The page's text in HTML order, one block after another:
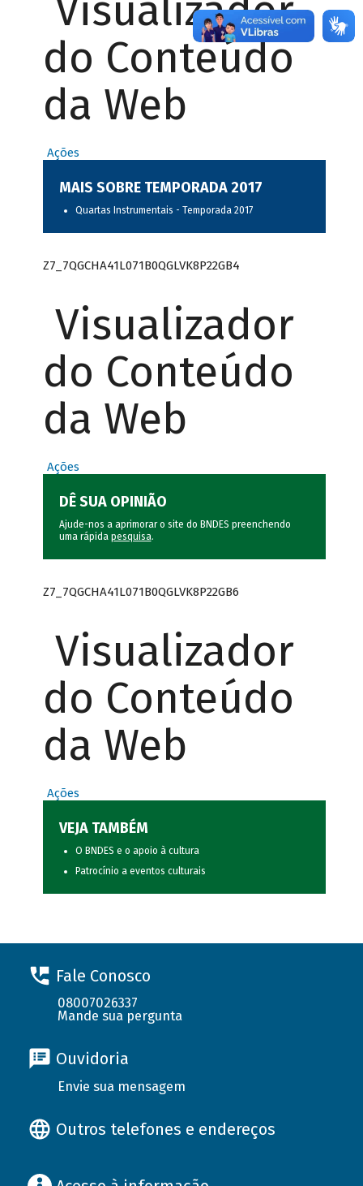
Visualizador
do Conteúdo
da Web
Ações
MAIS SOBRE TEMPORADA 2017
Quartas Instrumentais - Temporada 2017
Z7_7QGCHA41L071B0QGLVK8P22GB4
Visualizador
do Conteúdo
da Web
Ações
DÊ SUA OPINIÃO
Ajude-nos a aprimorar o site do BNDES preenchendo
uma rápida pesquisa.
Z7_7QGCHA41L071B0QGLVK8P22GB6
Visualizador
do Conteúdo
da Web
Ações
VEJA TAMBÉM
O BNDES e o apoio à cultura
Patrocínio a eventos culturais
Fale Conosco
08007026337
Mande sua pergunta
Ouvidoria
Envie sua mensagem
Outros telefones e endereços